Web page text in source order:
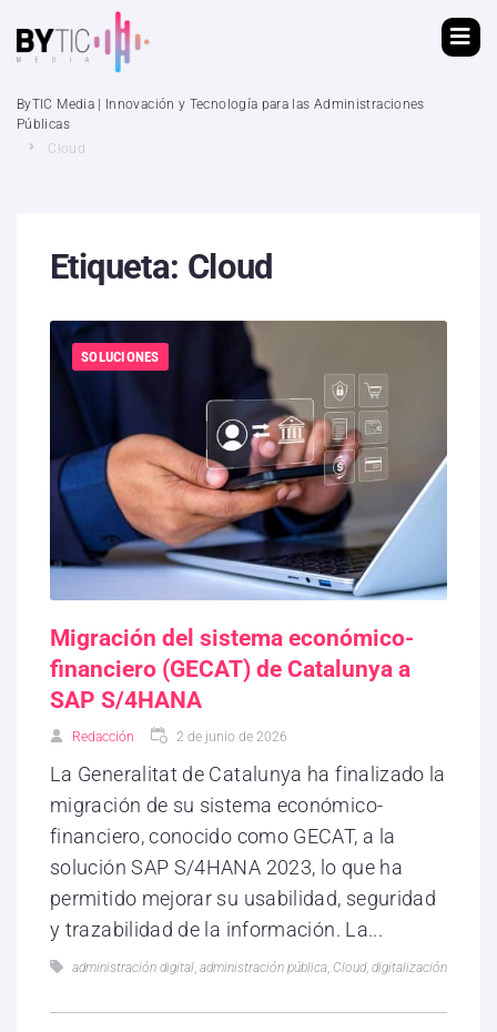
ByTIC Media | Innovación y Tecnología para las Administraciones
Públicas
Cloud
Etiqueta: Cloud
SOLUCIONES
Migración del sistema económico-
financiero (GECAT) de Catalunya a
SAP S/4HANA
Redacción 2 de junio de 2026
La Generalitat de Catalunya ha finalizado la
migración de su sistema económico-
financiero, conocido como GECAT, a la
solución SAP S/4HANA 2023, lo que ha
permitido mejorar su usabilidad, seguridad
y trazabilidad de la información. La...
administración digital administración pública Cloud, digitalización